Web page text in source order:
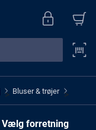
> Bluser & trøjer >
Vælg forretning